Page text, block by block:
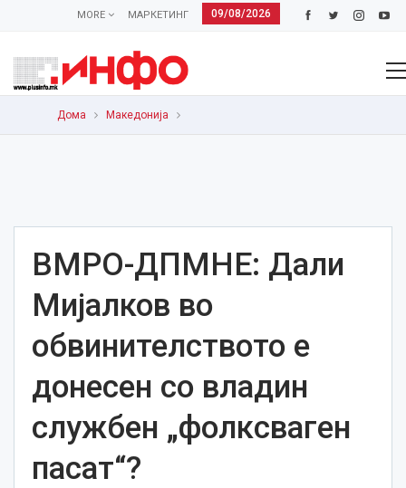
09/08/2026
МАРКЕТИНГ
MORE
Дома Македонија
ВМРО-ДПМНЕ: Дали
Мијалков во
обвинителството е
донесен со владин
службен „фолксваген
пасат“?